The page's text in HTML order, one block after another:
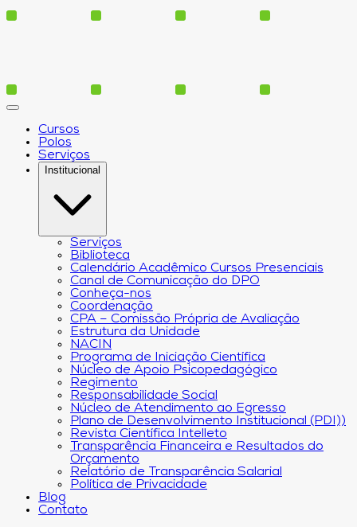
Cursos
Polos
Serviços
Institucional
Serviços
Biblioteca
Calendário Acadêmico Cursos Presenciais
Canal de Comunicação do DPO
Conheça-nos
Coordenação
CPA – Comissão Própria de Avaliação
Estrutura da Unidade
NACIN
Programa de Iniciação Científica
Núcleo de Apoio Psicopedagógico
Regimento
Responsabilidade Social
Núcleo de Atendimento ao Egresso
Plano de Desenvolvimento Institucional (PDI))
Revista Científica Intelleto
Transparência Financeira e Resultados do
Orçamento
Relatório de Transparência Salarial
Política de Privacidade
Blog
Contato